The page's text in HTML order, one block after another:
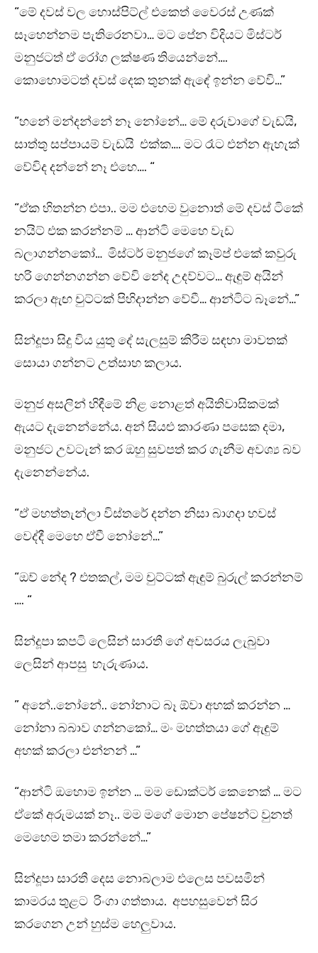
“මේ දවස් වල හොස්පිට්ල් එකෙත් වෛරස් උණක්
සෑහෙන්නම පැතිරෙනවා… මට පේන විදියට මිස්ටර්
මනුජටත් ඒ රෝග ලක්ෂණ තියෙන්නේ….
කොහොමටත් දවස් දෙක තුනක් ඇඳේ ඉන්න වේවි…”
“හනේ මන්දන්නේ නෑ නෝනේ… මේ දරුවාගේ වැඩයි,
සාත්තු සප්පායම් වැඩයි එක්ක…. මට රෑට එන්න ඇහැක්
වේවිද දන්නේ නෑ එහෙ…. “
“ඒක හිතන්න එපා.. මම එහෙම වුනොත් මේ දවස් ටිකේ
නයිට් එක කරන්නම් … ආන්ටි මෙහෙ වැඩ
බලාගන්නකෝ… මිස්ටර් මනුජගේ කෑම්ප් එකේ කවුරු
හරි ගෙන්නගන්න වේවි නේද උදව්වට… ඇඳුම් අයින්
කරලා ඇඟ චුට්ටක් පිහිදාන්න වේවී… ආන්ටිට බෑනේ…”
සින්දූපා සිදු විය යුතු දේ සැලසුම් කිරීම සඳහා මාවතක්
සොයා ගන්නට උත්සාහ කලාය.
මනුජ අසලින් හිඳීමේ නිළ නොළත් අයිතිවාසිකමක්
ඇයට දැනෙන්නේය. අන් සියළු කාරණා පසෙක දමා,
මනුජට උවටැන් කර ඔහු සුවපත් කර ගැනීම අවශ්‍ය බව
දැනෙන්නේය.
“ඒ මහත්තැන්ලා විස්තරේ දන්න නිසා බාගදා හවස්
වෙද්දී මෙහෙ ඒවී නෝනේ…”
“ඔව් නේද ? එතකල්, මම චුට්ටක් ඇඳුම් බුරුල් කරන්නම්
…. “
සින්දූපා කපටි ලෙසින් සාරතී ගේ අවසරය ලැබුවා
ලෙසින් ආපසු හැරුණාය.
” අනේ..නෝනේ.. නෝනාට බෑ ඕවා අහක් කරන්න …
නෝනා බබාව ගන්නකෝ… මං මහත්තයා ගේ ඇඳුම්
අහක් කරලා එන්නන් …”
“ආන්ටි ඔහොම ඉන්න … මම ඩොක්ටර් කෙනෙක් … මට
ඒකේ අරුමයක් නෑ.. මම මගේ මොන පේෂන්ට වුනත්
මෙහෙම තමා කරන්නේ…”
සින්දූපා සාරතී දෙස නොබලාම එලෙස පවසමින්
කාමරය තුළට රිංගා ගත්තාය. අපහසුවෙන් සිර
කරගෙන උන් හුස්ම හෙලුවාය.